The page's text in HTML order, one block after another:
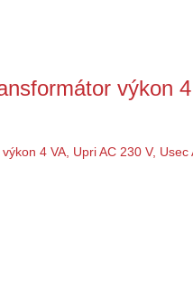
výkon